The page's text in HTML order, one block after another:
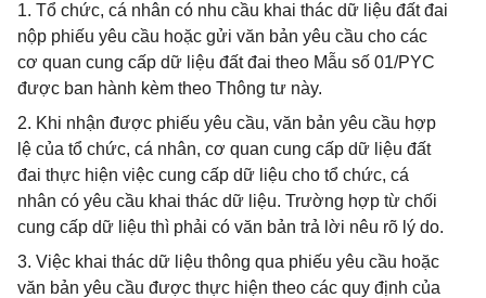
1. Tổ chức, cá nhân có nhu cầu khai thác dữ liệu đất đai
nộp phiếu yêu cầu hoặc gửi văn bản yêu cầu cho các
cơ quan cung cấp dữ liệu đất đai theo Mẫu số 01/PYC
được ban hành kèm theo Thông tư này.
2. Khi nhận được phiếu yêu cầu, văn bản yêu cầu hợp
lệ của tổ chức, cá nhân, cơ quan cung cấp dữ liệu đất
đai thực hiện việc cung cấp dữ liệu cho tổ chức, cá
nhân có yêu cầu khai thác dữ liệu. Trường hợp từ chối
cung cấp dữ liệu thì phải có văn bản trả lời nêu rõ lý do.
3. Việc khai thác dữ liệu thông qua phiếu yêu cầu hoặc
văn bản yêu cầu được thực hiện theo các quy định của